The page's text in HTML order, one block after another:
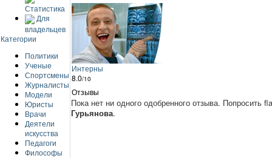
Статистика
Для
владельцев
Категории
Политики
Ученые
Спортсмены
Журналисты
Модели
Юристы
Врачи
Деятели
искусства
Педагоги
Философы
Интерны
8.0/10
Отзывы
Пока нет ни одного одобренного отзыва. Попросить
Гурьянова.